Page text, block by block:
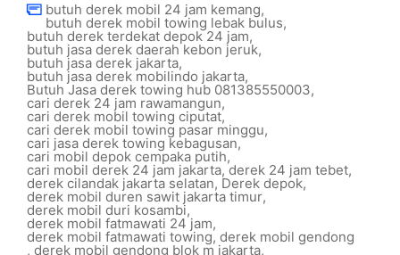
butuh derek mobil 24 jam kemang,
butuh derek mobil towing lebak bulus,
butuh derek terdekat depok 24 jam,
butuh jasa derek daerah kebon jeruk,
butuh jasa derek jakarta,
butuh jasa derek mobilindo jakarta,
Butuh Jasa derek towing hub 081385550003,
cari derek 24 jam rawamangun,
cari derek mobil towing ciputat,
cari derek mobil towing pasar minggu,
cari jasa derek towing kebagusan,
cari mobil depok cempaka putih,
cari mobil derek 24 jam jakarta,derek 24 jam tebet,
derek cilandak jakarta selatan, Derek depok,
derek mobil duren sawit jakarta timur,
derek mobil duri kosambi,
derek mobil fatmawati 24 jam,
derek mobil fatmawati towing, derek mobil gendong
, derek mobil gendong blok m jakarta,